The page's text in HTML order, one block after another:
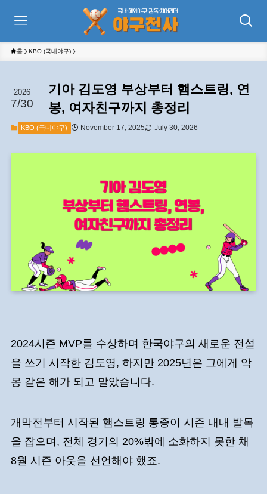
홈 KBO (국내야구)
기아 김도영 부상부터 햄스트링, 연
봉, 여자친구까지 총정리
2026
7/30
KBO (국내야구) November 17, 2025 July 30, 2026
2024시즌 MVP를 수상하며 한국야구의 새로운 전설
을 쓰기 시작한 김도영, 하지만 2025년은 그에게 악
몽 같은 해가 되고 말았습니다.
개막전부터 시작된 햄스트링 통증이 시즌 내내 발목
을 잡으며, 전체 경기의 20%밖에 소화하지 못한 채
8월 시즌 아웃을 선언해야 했죠.